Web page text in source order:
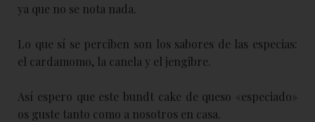
ya que no se nota nada.
Lo que sí se perciben son los sabores de las especias:
el cardamomo, la canela y el jengibre.
Así espero que este bundt cake de queso «especiado»
os guste tanto como a nosotros en casa.